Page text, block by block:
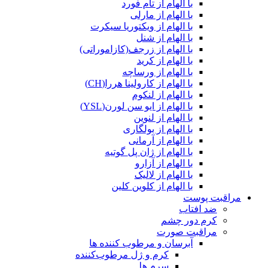
با الهام از تام فورد
با الهام از مارلی
با الهام از ویکتوریا سیکرت
با الهام از شنل
با الهام از زرجف(کازاموراتی)
با الهام از کرید
با الهام از ورساچه
با الهام از کارولینا هررا(CH)
با الهام از لنکوم
با الهام از ایو سن لورن(YSL)
با الهام از لنوین
با الهام از بولگاری
با الهام از آرمانی
با الهام از ژان پل گوتیه
با الهام از آزارو
با الهام از لالیک
با الهام از کلوین کلین
مراقبت پوست
ضد افتاب
کرم دور چشم
مراقبت صورت
آبرسان و مرطوب کننده ها
کرم و ژل مرطوب‌کننده